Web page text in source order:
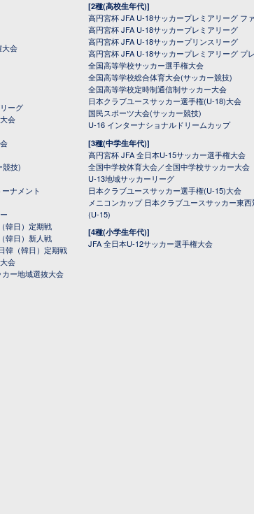
大会
ーグ
会
競技)
ナメント
韓日）定期戦
韓日）新人戦
韓（韓日）定期戦
会
ー地域選抜大会
[2種(高校生年代)]
高円宮杯 JFA U-18サッカープレミアリーグ フ
高円宮杯 JFA U-18サッカープレミアリーグ
高円宮杯 JFA U-18サッカープリンスリーグ
高円宮杯 JFA U-18サッカープレミアリーグ プ
全国高等学校サッカー選手権大会
全国高等学校総合体育大会(サッカー競技)
全国高等学校定時制通信制サッカー大会
日本クラブユースサッカー選手権(U-18)大会
国民スポーツ大会(サッカー競技)
U-16 インターナショナルドリームカップ
[3種(中学生年代)]
高円宮杯 JFA 全日本U-15サッカー選手権大会
全国中学校体育大会／全国中学校サッカー大会
U-13地域サッカーリーグ
日本クラブユースサッカー選手権(U-15)大会
メニコンカップ 日本クラブユースサッカー東
(U-15)
[4種(小学生年代)]
JFA 全日本U-12サッカー選手権大会